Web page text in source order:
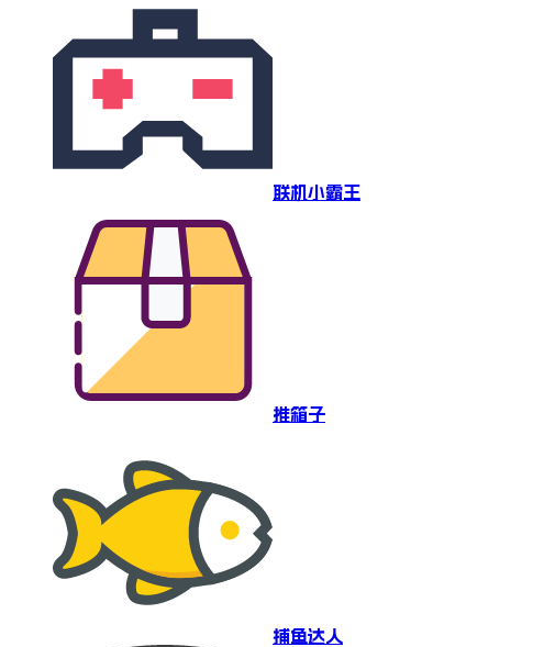
联机小霸王
推箱子
捕鱼达人